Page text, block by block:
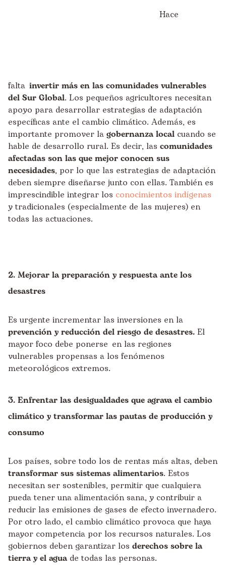
Hace
falta invertir más en las comunidades vulnerables
del Sur Global. Los pequeños agricultores necesitan
apoyo para desarrollar estrategias de adaptación
específicas ante el cambio climático. Además, es
importante promover la gobernanza local cuando se
hable de desarrollo rural. Es decir, las comunidades
afectadas son las que mejor conocen sus
necesidades, por lo que las estrategias de adaptación
deben siempre diseñarse junto con ellas. También es
imprescindible integrar los conocimientos indígenas
y tradicionales (especialmente de las mujeres) en
todas las actuaciones.
2. Mejorar la preparación y respuesta ante los
desastres
Es urgente incrementar las inversiones en la
prevención y reducción del riesgo de desastres. El
mayor foco debe ponerse en las regiones
vulnerables propensas a los fenómenos
meteorológicos extremos.
3. Enfrentar las desigualdades que agrava el cambio
climático y transformar las pautas de producción y
consumo
Los países, sobre todo los de rentas más altas, deben
transformar sus sistemas alimentarios. Estos
necesitan ser sostenibles, permitir que cualquiera
pueda tener una alimentación sana, y contribuir a
reducir las emisiones de gases de efecto invernadero.
Por otro lado, el cambio climático provoca que haya
mayor competencia por los recursos naturales. Los
gobiernos deben garantizar los derechos sobre la
tierra y el aguade todas las personas.